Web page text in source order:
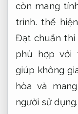
còn mang
trình. thể
Đạt chuẩn thi
phù hợp với
giúp không
hòa và
người sử dụng.